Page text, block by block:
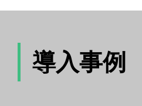
導入事例